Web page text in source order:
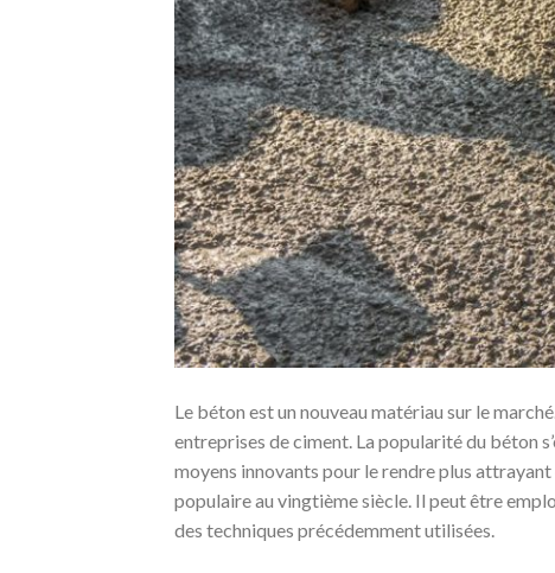
Le béton est un nouveau matériau sur le
entreprises de ciment. La popularité du béton
moyens innovants pour le rendre plus attrayant
populaire au vingtième siècle. Il peut être
des techniques précédemment utilisées.